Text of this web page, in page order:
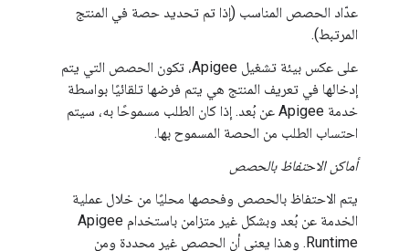
عدّاد الحصص المناسب (إذا تم تحديد حصة في المنتج
المرتبط).
على عكس بيئة تشغيل Apigee، تكون الحصص التي يتم
إدخالها في تعريف المنتج هي يتم فرضها تلقائيًا بواسطة
خدمة Apigee عن بُعد. إذا كان الطلب مسموحًا به، سيتم
احتساب الطلب من الحصة المسموح بها.
أماكن الاحتفاظ بالحصص
يتم الاحتفاظ بالحصص وفحصها محليًا من خلال عملية
الخدمة عن بُعد وبشكل غير متزامن باستخدام Apigee
Runtime. وهذا يعني أن الحصص غير محددة ومن